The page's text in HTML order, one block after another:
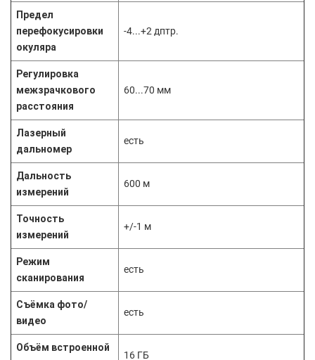
Предел
перефокусировки
окуляра
-4...+2 дптр.
Регулировка
межзрачкового
расстояния
60...70 мм
Лазерный
дальномер
есть
Дальность
измерений
600 м
Точность
измерений
+/-1 м
Режим
сканирования
есть
Съёмка фото/
видео
есть
Объём встроенной
16 ГБ